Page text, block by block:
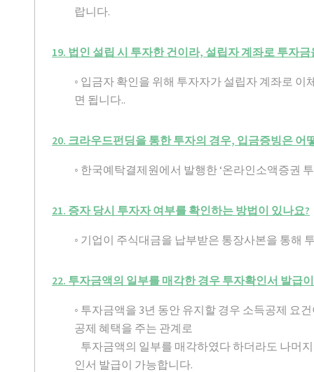
랍니다.
19. 법인 설립 시 투자한 건이라, 설립자 계좌로 투자
◦ 입금자 확인을 위해 투자자가 설립자 계좌로
면 됩니다..
20. 크라우드펀딩을 통한 투자의 경우, 입금증빙은 어
◦ 한국예탁결제원에서 발행한 ‘온라인소액증권
21. 증자 당시 투자자 여부를 확인하는 방법이 있나요?
◦ 기업이 주식대금을 납부받은 통장사본을 통해
22. 투자금액의 일부를 매각한 경우 투자확인서 발급
◦ 투자금액을 3년 동안 유지할 경우 소득공제 요
공제 혜택을 주는 관계로
투자금액의 일부를 매각하였다 하더라도 나머
인서 발급이 가능합니다.